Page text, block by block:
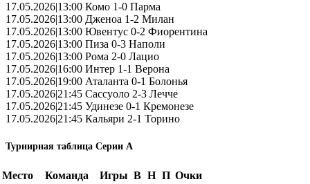
17.05.2026|13:00 Комо 1-0 Парма
17.05.2026|13:00 Дженоа 1-2 Милан
17.05.2026|13:00 Ювентус 0-2 Фиорентина
17.05.2026|13:00 Пиза 0-3 Наполи
17.05.2026|13:00 Рома 2-0 Лацио
17.05.2026|16:00 Интер 1-1 Верона
17.05.2026|19:00 Аталанта 0-1 Болонья
17.05.2026|21:45 Сассуоло 2-3 Лечче
17.05.2026|21:45 Удинезе 0-1 Кремонезе
17.05.2026|21:45 Кальяри 2-1 Торино
Турнирная таблица Серии А
Место Команда Игры В Н П Очки